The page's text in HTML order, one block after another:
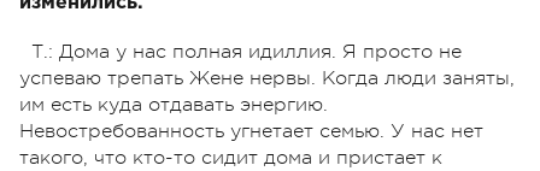
Т.: Дома у нас полная идиллия. Я просто не
успеваю трепать Жене нервы. Когда люди заняты,
им есть куда отдавать энергию.
Невостребованность угнетает семью. У нас нет
такого, что кто-то сидит дома и пристает к